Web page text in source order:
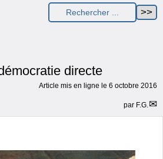
directe
Article mis en ligne le 6 octobre 2016
par F.G.